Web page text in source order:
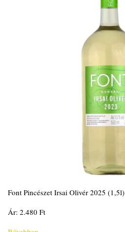
Font Pincészet Irsai Olivér 2025 (1,5l)
Ár: 2.480 Ft